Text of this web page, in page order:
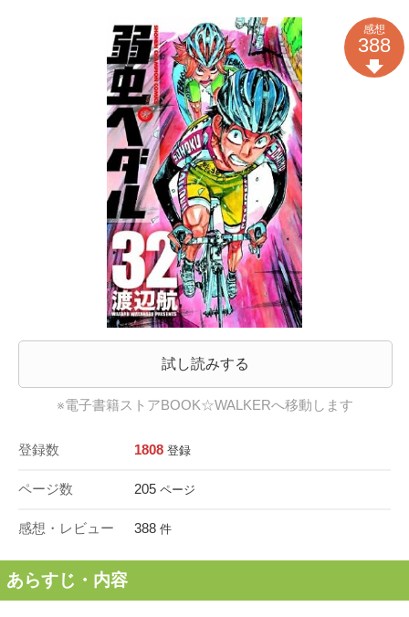
試し読みする
※電子書籍ストアBOOK☆WALKERへ移動します
登録数 1808 登録
ページ数 205 ページ
感想・レビュー 388 件
感想
388
あらすじ・内容